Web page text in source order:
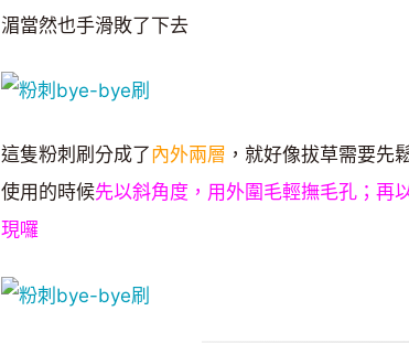
湄當然也手滑敗了下去
這隻粉刺刷分成了內外兩層 ，就好像拔草需要先
使用的時候先以斜角度，用外圍毛輕撫毛孔；再
現囉